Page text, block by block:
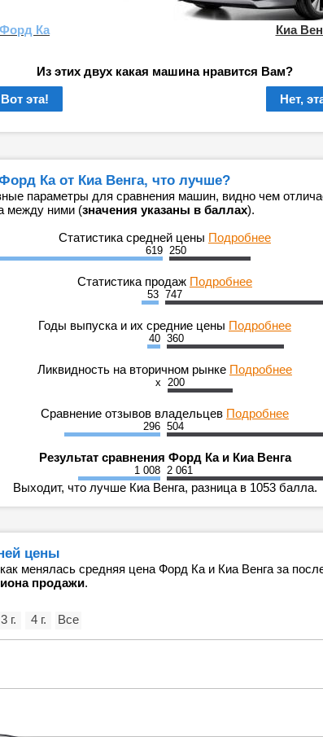
Форд Ка Киа
Из этих двух какая машина нравится Вам?
Вот эта!
Нет,
Ка от Киа Венга, что лучше?
параметры для сравнения машин, видно чем
между ними (значения указаны в баллах).
Статистика средней цены Подробнее
619 250
Статистика продаж Подробнее
53 747
Годы выпуска и их средние цены Подробнее
40 360
Ликвидность на вторичном рынке Подробнее
x 200
Сравнение отзывов владельцев Подробнее
296 504
Результат сравнения Форд Ка и Киа Венга
1 008 2 061
Выходит, что лучше Киа Венга, разница в 1053 балла.
цены
менялась средняя цена Форд Ка и Киа Венга за
продажи.
3 г. 4 г. Все